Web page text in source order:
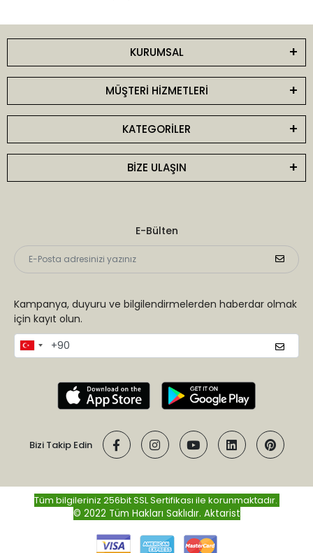
KURUMSAL
MÜŞTERİ HİZMETLERİ
KATEGORİLER
BİZE ULAŞIN
E-Bülten
Kampanya, duyuru ve bilgilendirmelerden haberdar olmak
için kayıt olun.
Bizi Takip Edin
Tüm bilgileriniz 256bit SSL Sertifikası ile korunmaktadır.
© 2022 Tüm Hakları Saklıdır. Aktarist